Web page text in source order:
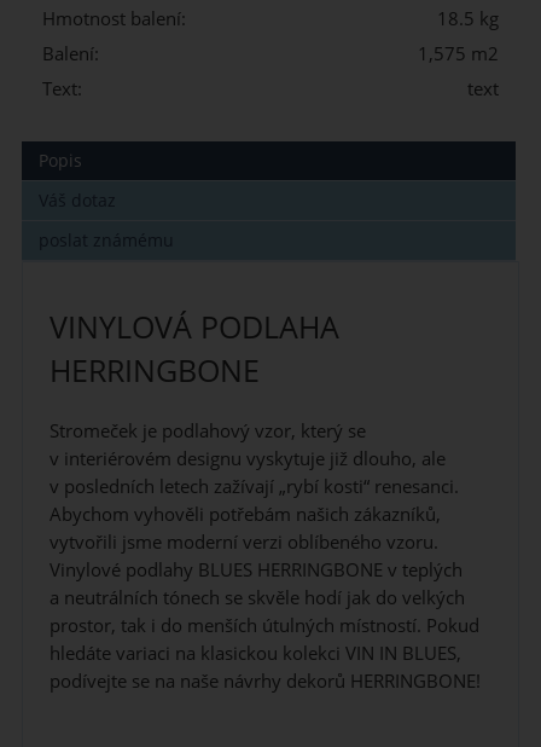
Hmotnost balení:
18.5 kg
Balení:
1,575 m2
Text:
text
Popis
Váš dotaz
poslat známému
VINYLOVÁ PODLAHA
HERRINGBONE
Stromeček je podlahový vzor, který se
v interiérovém designu vyskytuje již dlouho, ale
v posledních letech zažívají „rybí kosti“ renesanci.
Abychom vyhověli potřebám našich zákazníků,
vytvořili jsme moderní verzi oblíbeného vzoru.
Vinylové podlahy BLUES HERRINGBONE v teplých
a neutrálních tónech se skvěle hodí jak do velkých
prostor, tak i do menších útulných místností. Pokud
hledáte variaci na klasickou kolekci VIN IN BLUES,
podívejte se na naše návrhy dekorů HERRINGBONE!